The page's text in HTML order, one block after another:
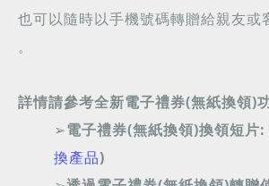
也可以隨時以手機號碼轉贈給親友或
。
詳情請參考全新電子禮券(無紙換領)
➢電子禮券(無紙換領)換領短片:
換產品)